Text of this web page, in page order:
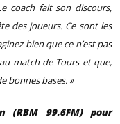
coach fait son discours,
des joueurs. Ce sont les
bien que ce n’est pas
match de Tours et que,
bonnes bases. »
(RBM 99.6FM) pour